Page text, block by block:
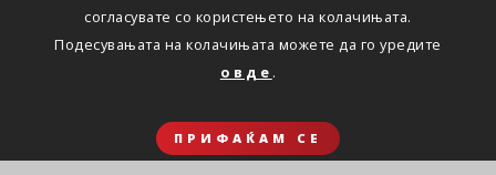
согласувате со користењето на колачињата.
Подесувањата на колачињата можете да го уредите
овде .
ПРИФАЌАМ СЕ